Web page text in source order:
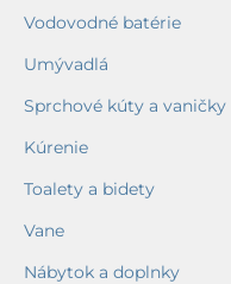
Vodovodné batérie
Umývadlá
Sprchové kúty a vaničky
Kúrenie
Toalety a bidety
Vane
Nábytok a doplnky